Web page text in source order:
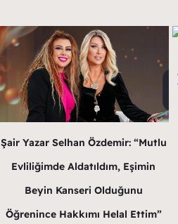
Şair Yazar Selhan Özdemir: “Mutlu
Evliliğimde Aldatıldım, Eşimin
Beyin Kanseri Olduğunu
Öğrenince Hakkımı Helal Ettim”